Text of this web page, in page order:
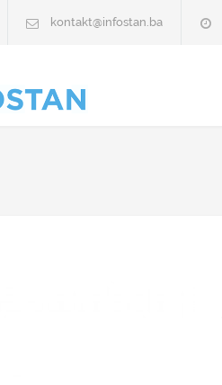
kontakt@infostan.ba